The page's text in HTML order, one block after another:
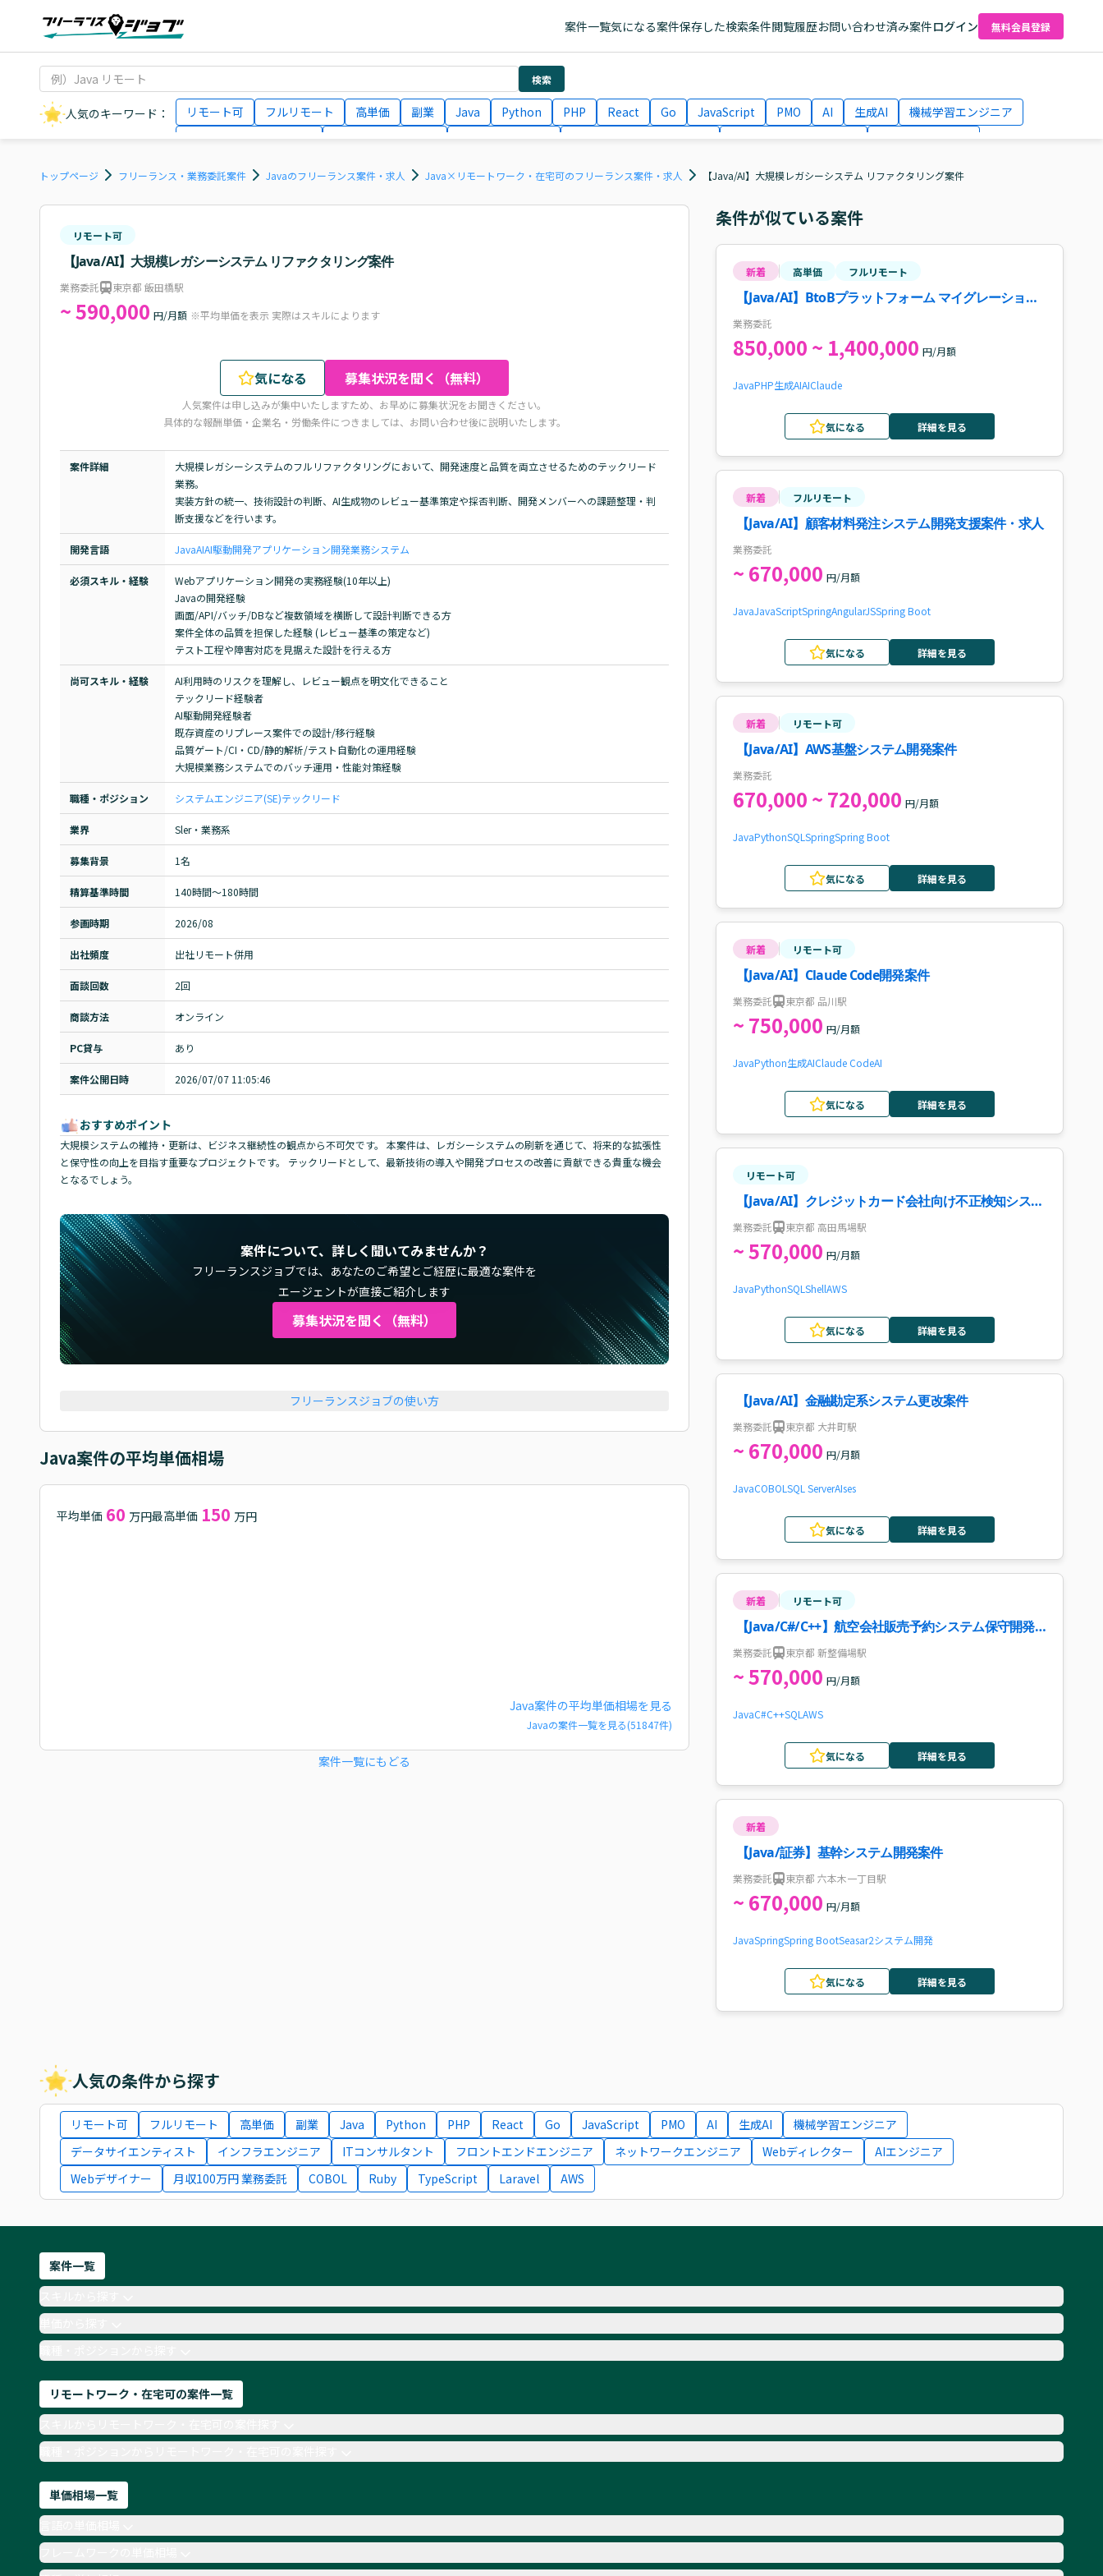
案件一覧気になる案件保存した検索条件閲覧履歴お問い合わせ済み案件ログイン 無料会員登録
検索
人気のキーワード： リモート可 フルリモート 高単価 副業 Java Python PHP React Go JavaScript PMO AI 生成AI
機械学習エンジニア
AIエンジニア
月収100万円 業務委託
トップページ フリーランス・業務委託案件 Javaのフリーランス案件・求人 Java×リモートワーク・在宅可のフリーランス案件・求人 【Java/AI】大規模レガシーシステム リファクタリング案件
リモート可
【Java/AI】大規模レガシーシステム リファクタリング案件
業務委託 東京都 飯田橋駅
~ 590,000 円/月額 ※平均単価を表示 実際はスキルによります
気になる 募集状況を聞く（無料）
人気案件は申し込みが集中いたしますため、お早めに募集状況をお聞きください。
具体的な報酬単価・企業名・労働条件につきましては、お問い合わせ後に説明いたします。
案件詳細
大規模レガシーシステムのフルリファクタリングにおいて、開発速度と品質を両立させるためのテックリード
業務。
実装方針の統一、技術設計の判断、AI生成物のレビュー基準策定や採否判断、開発メンバーへの課題整理・判
断支援などを行います。
開発言語 JavaAIAI駆動開発アプリケーション開発業務システム
必須スキル・経験
Webアプリケーション開発の実務経験(10年以上)
Javaの開発経験
画面/API/バッチ/DBなど複数領域を横断して設計判断できる方
案件全体の品質を担保した経験 (レビュー基準の策定など)
テスト工程や障害対応を見据えた設計を行える方
尚可スキル・経験
AI利用時のリスクを理解し、レビュー観点を明文化できること
テックリード経験者
AI駆動開発経験者
既存資産のリプレース案件での設計/移行経験
品質ゲート/CI・CD/静的解析/テスト自動化の運用経験
大規模業務システムでのバッチ運用・性能対策経験
職種・ポジション システムエンジニア(SE)テックリード
業界 Sler・業務系
募集背景 1名
精算基準時間 140時間〜180時間
参画時期 2026/08
出社頻度 出社リモート併用
面談回数 2回
商談方法 オンライン
PC貸与 あり
案件公開日時 2026/07/07 11:05:46
おすすめポイント
大規模システムの維持・更新は、ビジネス継続性の観点から不可欠です。 本案件は、レガシーシステムの刷新を通じて、将来的な拡張性
と保守性の向上を目指す重要なプロジェクトです。 テックリードとして、最新技術の導入や開発プロセスの改善に貢献できる貴重な機会
となるでしょう。
案件について、詳しく聞いてみませんか？
フリーランスジョブでは、 あなたのご希望とご経歴に最適な案件を
エージェントが直接ご紹介します
募集状況を聞く（無料）
フリーランスジョブの使い方
Java案件の平均単価相場
平均単価 60 万円最高単価 150 万円
Java案件の平均単価相場を見る
Javaの案件一覧を見る(51847件)
案件一覧にもどる
条件が似ている案件
新着 高単価 フルリモート
【Java/AI】BtoBプラットフォーム マイグレーション
シニアSE案件
業務委託
850,000 ~ 1,400,000 円/月額
JavaPHP生成AIAIClaude
気になる 詳細を見る
新着 フルリモート
【Java/AI】顧客材料発注システム開発支援案件・求人
業務委託
~ 670,000 円/月額
JavaJavaScriptSpringAngularJSSpring Boot
気になる 詳細を見る
新着 リモート可
【Java/AI】AWS基盤システム開発案件
業務委託
670,000 ~ 720,000 円/月額
JavaPythonSQL SpringSpring Boot
気になる 詳細を見る
新着 リモート可
【Java/AI】Claude Code開発案件
業務委託 東京都 品川駅
~ 750,000 円/月額
JavaPython生成AIClaude CodeAI
気になる 詳細を見る
リモート可
【Java/AI】クレジットカード会社向け不正検知システ
ム開発支援案件・求人
業務委託 東京都 高田馬場駅
~ 570,000 円/月額
JavaPythonSQL ShellAWS
気になる 詳細を見る
【Java/AI】金融勘定系システム更改案件
業務委託 東京都 大井町駅
~ 670,000 円/月額
JavaCOBOL SQL ServerAIses
気になる 詳細を見る
新着 リモート可
【Java/C#/C++】航空会社販売予約システム保守開発
案件・求人
業務委託 東京都 新整備場駅
~ 570,000 円/月額
JavaC#C++SQL AWS
気になる 詳細を見る
新着
【Java/証券】基幹システム開発案件
業務委託 東京都 六本木一丁目駅
~ 670,000 円/月額
JavaSpringSpring BootSeasar2システム開発
気になる 詳細を見る
人気の条件から探す
リモート可 フルリモート 高単価 副業 Java Python PHP React Go JavaScript PMO AI 生成AI
機械学習エンジニア
データサイエンティスト
インフラエンジニア ITコンサルタント フロントエンドエンジニア ネットワークエンジニア Webディレクター
AIエンジニア
Webデザイナー
月収100万円 業務委託 COBOL Ruby TypeScript Laravel AWS
案件一覧
単価から探す
職種・ポジションから探す
リモートワーク・在宅可の案件一覧
職種・ポジションからリモートワーク・在宅可の案件探す
単価相場一覧